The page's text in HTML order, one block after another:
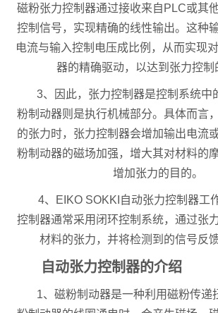
磁粉张力控制器通过接收来自PLC或其
控制信号，实现精确的线性输出。这种
电流与输入控制电压成比例，从而实现
器的精确驱动，以达到张力控制
3、因此，张力控制器是控制系统中
粉制动器则是执行机械部分。具体而言
的张力时，张力控制器会增加输出电流
粉制动器的磁场加强，增大其对材料的
增加张力的目的。
4、EIKO SOKKI自动张力控制器工
控制器通常采用闭环控制系统，通过张
材料的张力，并将检测到的信号反
自动张力控制器的介绍
1、磁粉制动器是一种利用磁粉传递